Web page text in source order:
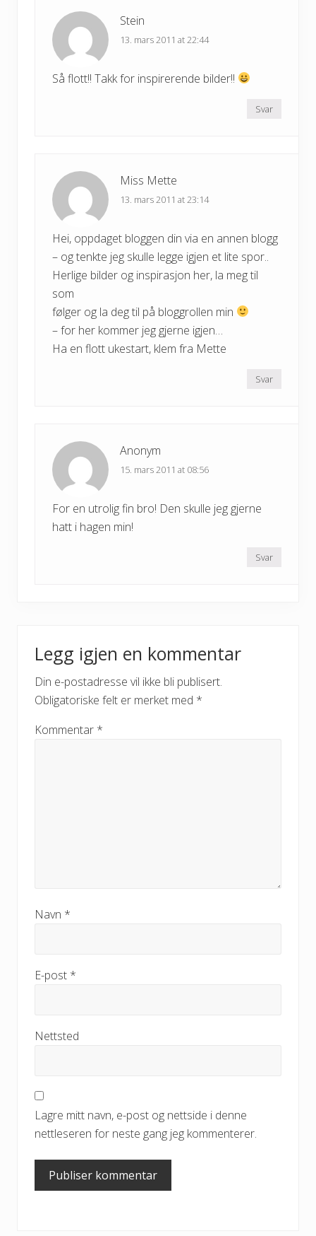
Stein
13. mars 2011 at 22:44
Så flott!! Takk for inspirerende bilder!!
Svar
Miss Mette
13. mars 2011 at 23:14
Hei, oppdaget bloggen din via en annen blogg
– og tenkte jeg skulle legge igjen et lite spor..
Herlige bilder og inspirasjon her, la meg til
som
følger og la deg til på bloggrollen min
– for her kommer jeg gjerne igjen…
Ha en flott ukestart, klem fra Mette
Svar
Anonym
15. mars 2011 at 08:56
For en utrolig fin bro! Den skulle jeg gjerne
hatt i hagen min!
Svar
Legg igjen en kommentar
Din e-postadresse vil ikke bli publisert.
Obligatoriske felt er merket med *
Kommentar *
Navn *
E-post *
Nettsted
Lagre mitt navn, e-post og nettside i denne
nettleseren for neste gang jeg kommenterer.